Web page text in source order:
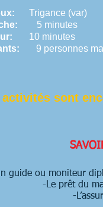
Trigance (var)
5 minutes
10 minutes
9 personnes
sont
guide ou moniteur
-Le prêt du
-